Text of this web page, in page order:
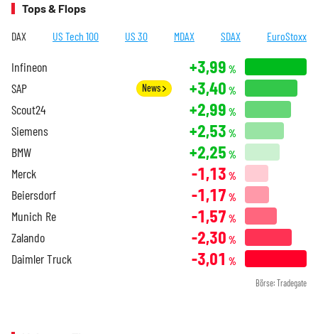
Tops & Flops
DAX US Tech 100 US 30 MDAX SDAX EuroStoxx
Infineon +3,99 %
SAP News +3,40 %
Scout24 +2,99 %
Siemens +2,53 %
BMW +2,25 %
Merck -1,13 %
Beiersdorf -1,17 %
Munich Re -1,57 %
Zalando -2,30 %
Daimler Truck -3,01 %
Börse: Tradegate